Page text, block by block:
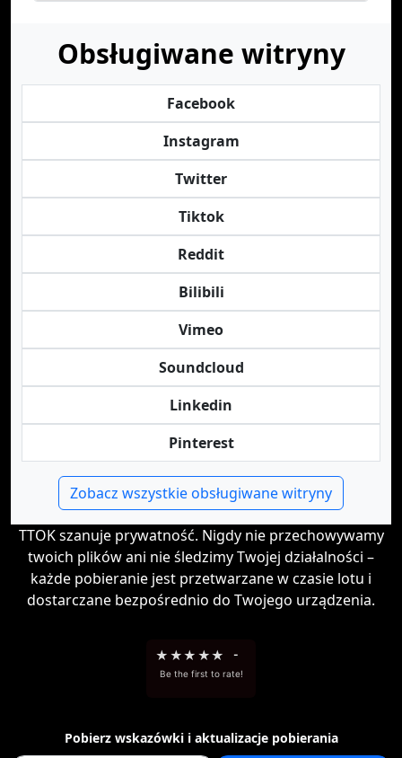
Obsługiwane witryny
Facebook
Instagram
Twitter
Tiktok
Reddit
Bilibili
Vimeo
Soundcloud
Linkedin
Pinterest
Zobacz wszystkie obsługiwane witryny
TTOK szanuje prywatność. Nigdy nie przechowywamy
twoich plików ani nie śledzimy Twojej działalności –
każde pobieranie jest przetwarzane w czasie lotu i
dostarczane bezpośrednio do Twojego urządzenia.
★ ★★ ★★ -
Be the first to rate!
Pobierz wskazówki i aktualizacje pobierania